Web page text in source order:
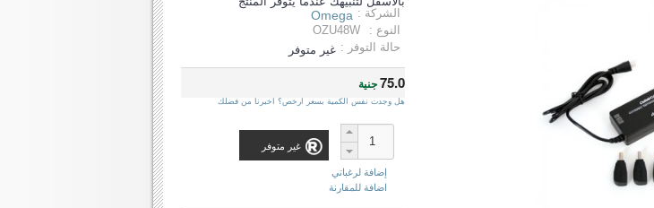
الشركة : Omega
النوع :
OZU48W
حالة التوفر : غير متوفر
75.0جنية
هل وجدت نفس الكمية بسعر ارخص؟ اخبرنا من فضلك
غير متوفر
إضافة لرغباتي
اضافة للمقارنة